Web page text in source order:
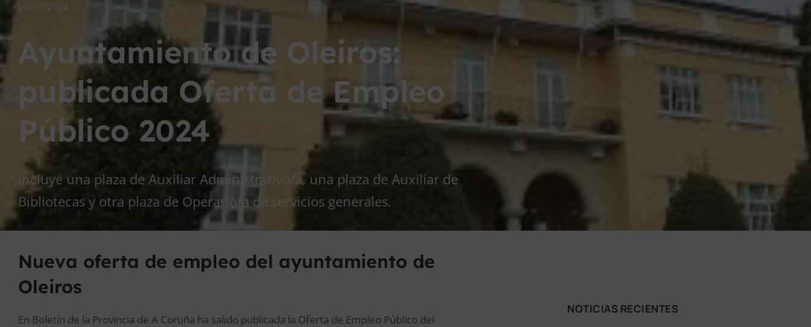
05/07/2024
Ayuntamiento de Oleiros:
publicada Oferta de Empleo
Público 2024
Incluye una plaza de Auxiliar Administrativo/a, una plaza de Auxiliar de
Bibliotecas y otra plaza de Operario/a de servicios generales.
Nueva oferta de empleo del ayuntamiento de
Oleiros
En Boletín de la Provincia de A Coruña ha salido publicada la Oferta de Empleo Público del
NOTICIAS RECIENTES